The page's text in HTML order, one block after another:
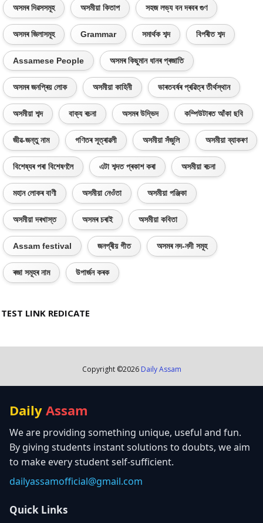
অসমৰ দিৱসসমূহ অসমীয়া কিতাপ সহজ লভ্য বন দৰবৰ গুণ
অসমৰ জিলাসমূহ Grammar সমাৰ্থক শব্দ বিপৰীত শব্দ
Assamese People অসমৰ কিছুমান ধানৰ প্ৰজাতি
অসমৰ জনপ্ৰিয় লোক অসমীয়া কাহিনী ভাৰতবৰ্ষৰ প্ৰৱিত্ৰ তীৰ্থস্থান
অসমীয়া শব্দ বাক্য ৰচনা অসমৰ উদ্ভিদ কম্পিউটাৰত আঁকা ছবি
জীৱ-জন্তু নাম গণিতৰ সূত্ৰাৱলী অসমীয়া সঁজুলি অসমীয়া ব্যাকৰণ
বিশেষ্যৰ পৰা বিশেষণলৈ এটা শব্দত প্ৰকাশ কৰা অসমীয়া ৰচনা
মহান লোকৰ বাণী অসমীয়া নেওঁতা অসমীয়া পঞ্জিকা
অসমীয়া দৰখাস্ত অসমৰ চৰাই অসমীয়া কবিতা
Assam festival জনপ্ৰীয় গীত অসমৰ নদ-নদী সমূহ
ৰজা সমূহৰ নাম উপাৰ্জন কৰক
TEST LINK REDICATE
Copyright ©2026 Daily Assam
Daily Assam
We are providing something unique, useful and fun.
By giving students instant solutions to doubts, we aim
to make every student self-sufficient.
dailyassamofficial@gmail.com
Quick Links